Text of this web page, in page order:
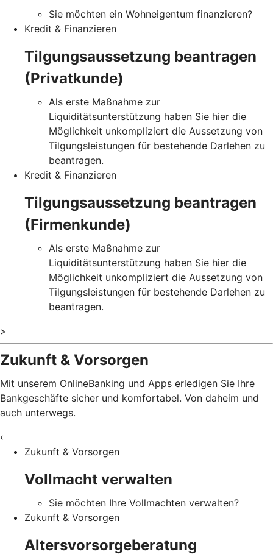
Sie möchten ein Wohneigentum finanzieren?
Kredit & Finanzieren
Tilgungsaussetzung beantragen
(Privatkunde)
Als erste Maßnahme zur
Liquiditätsunterstützung haben Sie hier die
Möglichkeit unkompliziert die Aussetzung von
Tilgungsleistungen für bestehende Darlehen zu
beantragen.
Kredit & Finanzieren
Tilgungsaussetzung beantragen
(Firmenkunde)
Als erste Maßnahme zur
Liquiditätsunterstützung haben Sie hier die
Möglichkeit unkompliziert die Aussetzung von
Tilgungsleistungen für bestehende Darlehen zu
beantragen.
>
Zukunft & Vorsorgen
Mit unserem OnlineBanking und Apps erledigen Sie Ihre
Bankgeschäfte sicher und komfortabel. Von daheim und
auch unterwegs.
‹
Zukunft & Vorsorgen
Vollmacht verwalten
Sie möchten Ihre Vollmachten verwalten?
Zukunft & Vorsorgen
Altersvorsorgeberatung